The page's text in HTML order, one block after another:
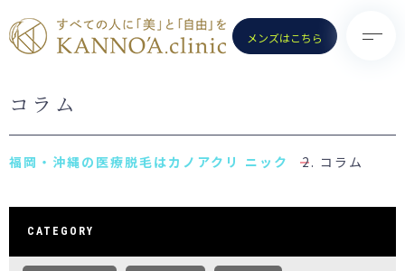
メンズはこちら
TOP
- 医療脱毛（女性）
- ノーリス(IPL)
コラム
コラム
CATEGORY